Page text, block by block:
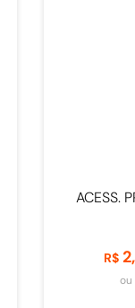
ACESS.
R$ 2,
ou